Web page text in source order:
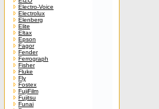
Electro-Voice
Electrolux
Elenberg
Elite
Eltax
Epson
Fagor
Fender
Ferrograph
Fisher
Fluke
Fly
Fostex
FujiFilm
Fujitsu
Funai